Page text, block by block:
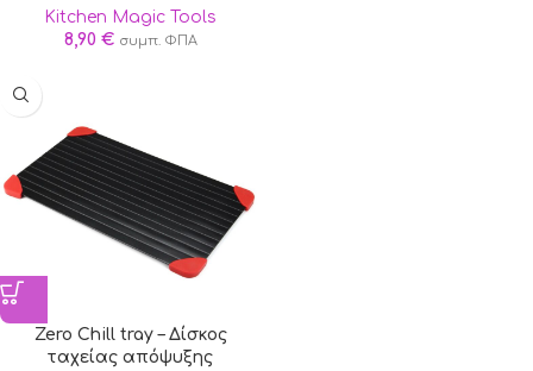
Kitchen Magic Tools
8,90 € συμπ. ΦΠΑ
Zero Chill tray – Δίσκος
ταχείας απόψυξης